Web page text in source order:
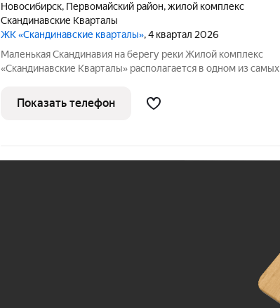
Новосибирск, Первомайский район,жилой комплекс
Скандинавские Кварталы
ЖК «Скандинавские кварталы», 4 квартал 2026
Маленькая Скандинавия на берегу реки Жилой комплекс
«Скандинавские Кварталы» располагается в одном из самых
ней открываются прекрасные виды на холмы и нетронутую
природу. Уникальная
Показать телефон